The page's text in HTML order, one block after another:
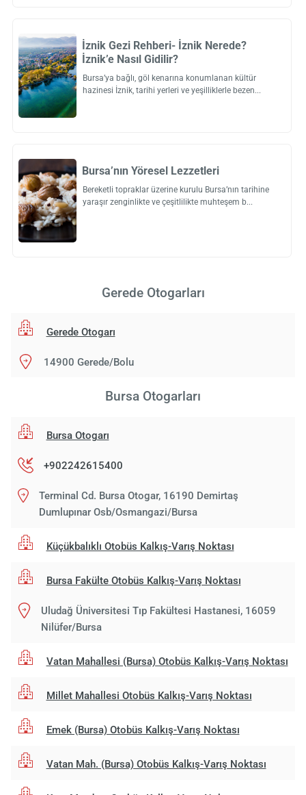
İznik Gezi Rehberi- İznik Nerede?
İznik’e Nasıl Gidilir?
Bursa’ya bağlı, göl kenarına konumlanan kültür
hazinesi İznik, tarihi yerleri ve yeşilliklerle bezen
Bursa’nın Yöresel Lezzetleri
Bereketli topraklar üzerine kurulu Bursa’nın tarihine
yaraşır zenginlikte ve çeşitlilikte muhteşem b
Gerede Otogarları
Gerede Otogarı
14900 Gerede/Bolu
Bursa Otogarları
Bursa Otogarı
+902242615400
Terminal Cd. Bursa Otogar, 16190 Demirtaş
Dumlupınar Osb/Osmangazi/Bursa
Küçükbalıklı Otobüs Kalkış-Varış Noktası
Bursa Fakülte Otobüs Kalkış-Varış Noktası
Uludağ Üniversitesi Tıp Fakültesi Hastanesi, 16059
Nilüfer/Bursa
Vatan Mahallesi (Bursa) Otobüs Kalkış-Varış Noktası
Millet Mahallesi Otobüs Kalkış-Varış Noktası
Emek (Bursa) Otobüs Kalkış-Varış Noktası
Vatan Mah. (Bursa) Otobüs Kalkış-Varış Noktası